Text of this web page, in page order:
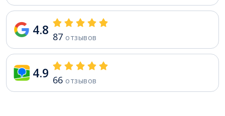
4.8 87 отзывов
4.9 66 отзывов